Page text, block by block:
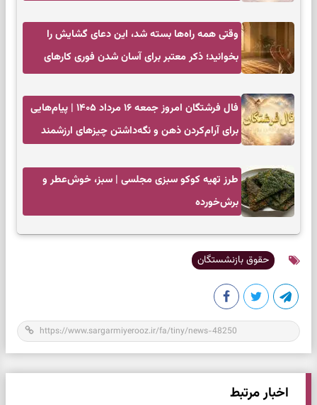
وقتی همه راه‌ها بسته شد، این دعای گشایش را
بخوانید؛ ذکر معتبر برای آسان شدن فوری کارهای
فال فرشتگان امروز جمعه ۱۶ مرداد ۱۴۰۵ | پیام‌هایی
برای آرام‌کردن ذهن و نگه‌داشتن چیزهای ارزشمند
طرز تهیه کوکو سبزی مجلسی | سبز، خوش‌عطر و
برش‌خورده
حقوق بازنشستگان
اخبار مرتبط